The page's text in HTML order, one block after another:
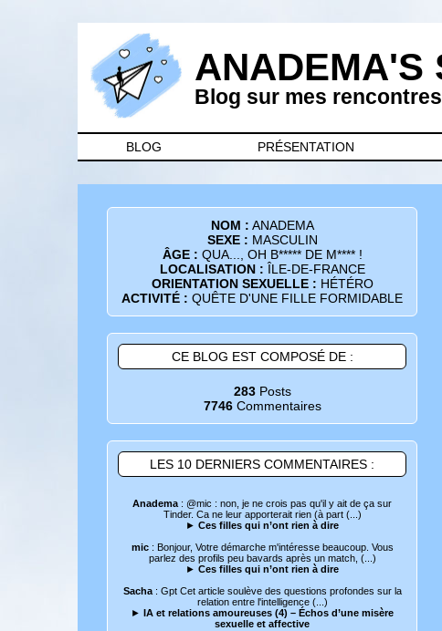
ANADEMA'S
Blog sur mes
BLOG PRÉSENTATION
NOM : ANADEMA
SEXE : MASCULIN
ÂGE : QUA..., OH B***** DE M**** !
LOCALISATION : ÎLE-DE-FRANCE
ORIENTATION SEXUELLE : HÉTÉRO
ACTIVITÉ : QUÊTE D'UNE FILLE FORMIDABLE
CE BLOG EST COMPOSÉ DE :
283Posts
7746Commentaires
LES 10 DERNIERS COMMENTAIRES :
Anadema : @mic : non, je ne crois pas qu'il y ait de ça sur
Tinder. Ca ne leur apporterait rien (à part (...)
► Ces filles qui n’ont rien à dire
mic: Bonjour, Votre démarche m'intéresse beaucoup. Vous
parlez des profils peu bavards après un match, (...)
► Ces filles qui n’ont rien à dire
Sacha: Gpt Cet article soulève des questions profondes sur la
relation entre l'intelligence (...)
► IA et relations amoureuses (4) – Échos d’une misère
sexuelle et affective